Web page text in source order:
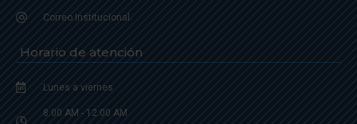
Correo Institucional
Horario de atención
Lunes a viernes
8:00 AM - 12:00 AM